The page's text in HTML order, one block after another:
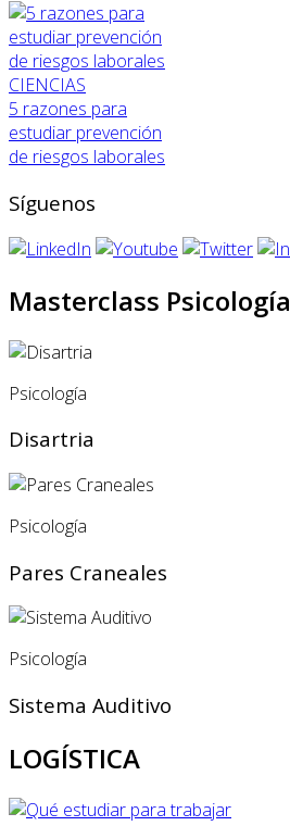
CIENCIAS
5 razones para
estudiar prevención
de riesgos laborales
Síguenos
Masterclass Psicología
Psicología
Disartria
Psicología
Pares Craneales
Psicología
Sistema Auditivo
LOGÍSTICA